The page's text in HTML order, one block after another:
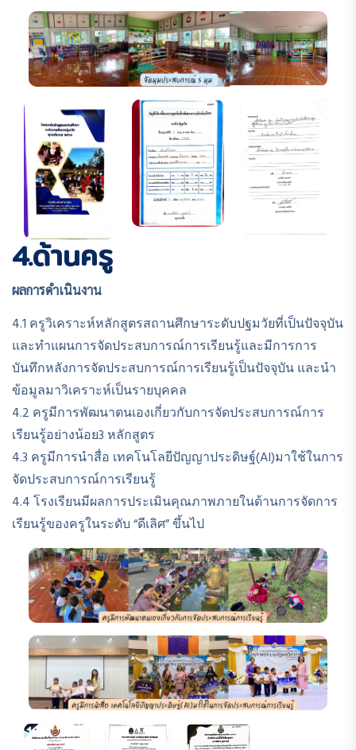
4.ด้านครู
ผลการดำเนินงาน
4.1 ครูวิเคราะห์หลักสูตรสถานศึกษาระดับปฐมวัยที่เป็นปัจจุบัน
และทำแผนการจัดประสบการณ์การเรียนรู้และมีการการ
บันทึกหลังการจัดประสบการณ์การเรียนรู้เป็นปัจจุบัน และนำ
ข้อมูลมาวิเคราะห์เป็นรายบุคคล
4.2 ครูมีการพัฒนาตนเองเกี่ยวกับการจัดประสบการณ์การ
เรียนรู้อย่างน้อย3 หลักสูตร
4.3 ครูมีการนำสื่อ เทคโนโลยีปัญญาประดิษฐ์(AI)มาใช้ในการ
จัดประสบการณ์การเรียนรู้
4.4 โรงเรียนมีผลการประเมินคุณภาพภายในด้านการจัดการ
เรียนรู้ของครูในระดับ “ดีเลิศ” ขึ้นไป